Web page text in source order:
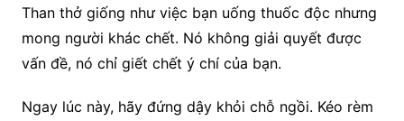
Than thở giống như việc bạn uống thuốc độc nhưng
mong người khác chết. Nó không giải quyết được
vấn đề, nó chỉ giết chết ý chí của bạn.
Ngay lúc này, hãy đứng dậy khỏi chỗ ngồi. Kéo rèm